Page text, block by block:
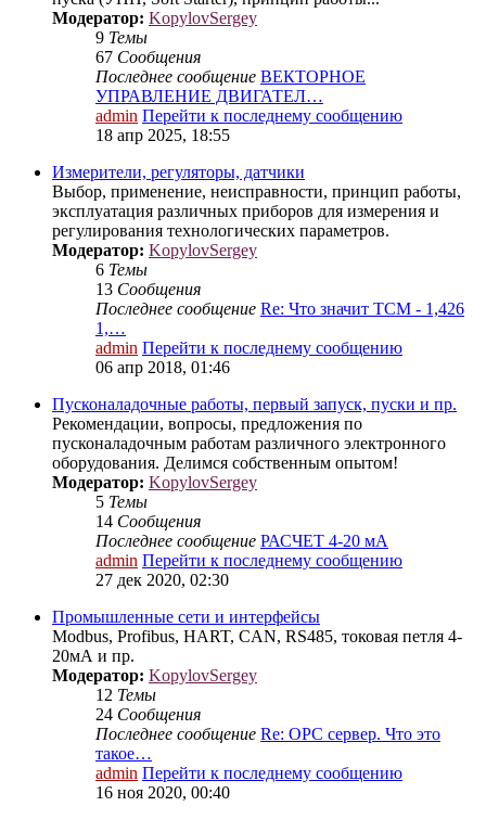
Модератор: KopylovSergey
9 Темы
67 Сообщения
Последнее сообщение ВЕКТОРНОЕ
УПРАВЛЕНИЕ ДВИГАТЕЛ…
admin Перейти к последнему сообщению
18 апр 2025, 18:55
Измерители, регуляторы, датчики
Выбор, применение, неисправности, принцип работы,
эксплуатация различных приборов для измерения и
регулирования технологических параметров.
Модератор: KopylovSergey
6 Темы
13 Сообщения
Последнее сообщение Re: Что значит ТСМ - 1,426
1,…
admin Перейти к последнему сообщению
06 апр 2018, 01:46
Пусконаладочные работы, первый запуск, пуски и пр.
Рекомендации, вопросы, предложения по
пусконаладочным работам различного электронного
оборудования. Делимся собственным опытом!
Модератор: KopylovSergey
5 Темы
14 Сообщения
Последнее сообщение РАСЧЕТ 4-20 мА
admin Перейти к последнему сообщению
27 дек 2020, 02:30
Промышленные сети и интерфейсы
Modbus, Profibus, HART, CAN, RS485, токовая петля 4-
20мА и пр.
Модератор: KopylovSergey
12 Темы
24 Сообщения
Последнее сообщение Re: OPC сервер. Что это
такое…
admin Перейти к последнему сообщению
16 ноя 2020, 00:40